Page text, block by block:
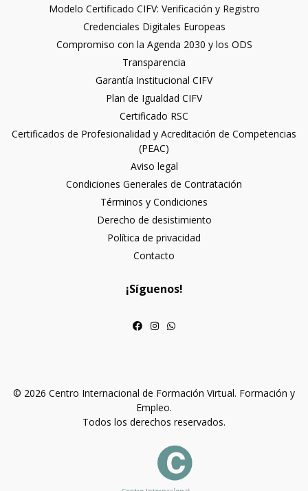
Modelo Certificado CIFV: Verificación y Registro
Credenciales Digitales Europeas
Compromiso con la Agenda 2030 y los ODS
Transparencia
Garantía Institucional CIFV
Plan de Igualdad CIFV
Certificado RSC
Certificados de Profesionalidad y Acreditación de Competencias
(PEAC)
Aviso legal
Condiciones Generales de Contratación
Términos y Condiciones
Derecho de desistimiento
Política de privacidad
Contacto
¡Síguenos!
© 2026 Centro Internacional de Formación Virtual. Formación y
Empleo.
Todos los derechos reservados.